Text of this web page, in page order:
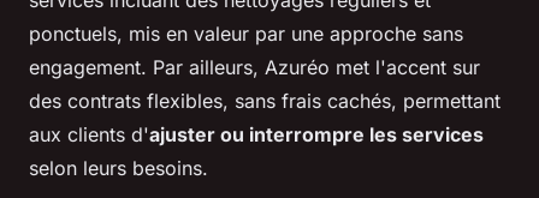
ponctuels, mis en valeur par une approche sans
engagement. Par ailleurs, Azuréo met l'accent sur
des contrats flexibles, sans frais cachés, permettant
aux clients d'ajuster ou interrompre les services
selon leurs besoins.